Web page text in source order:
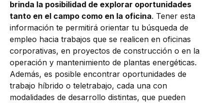
brinda la posibilidad de explorar oportunidades
tanto en el campo como en la oficina. Tener esta
información te permitirá orientar tu búsqueda de
empleo hacia trabajos que se realicen en oficinas
corporativas, en proyectos de construcción o en la
operación y mantenimiento de plantas energéticas.
Además, es posible encontrar oportunidades de
trabajo híbrido o teletrabajo, cada una con
modalidades de desarrollo distintas, que pueden